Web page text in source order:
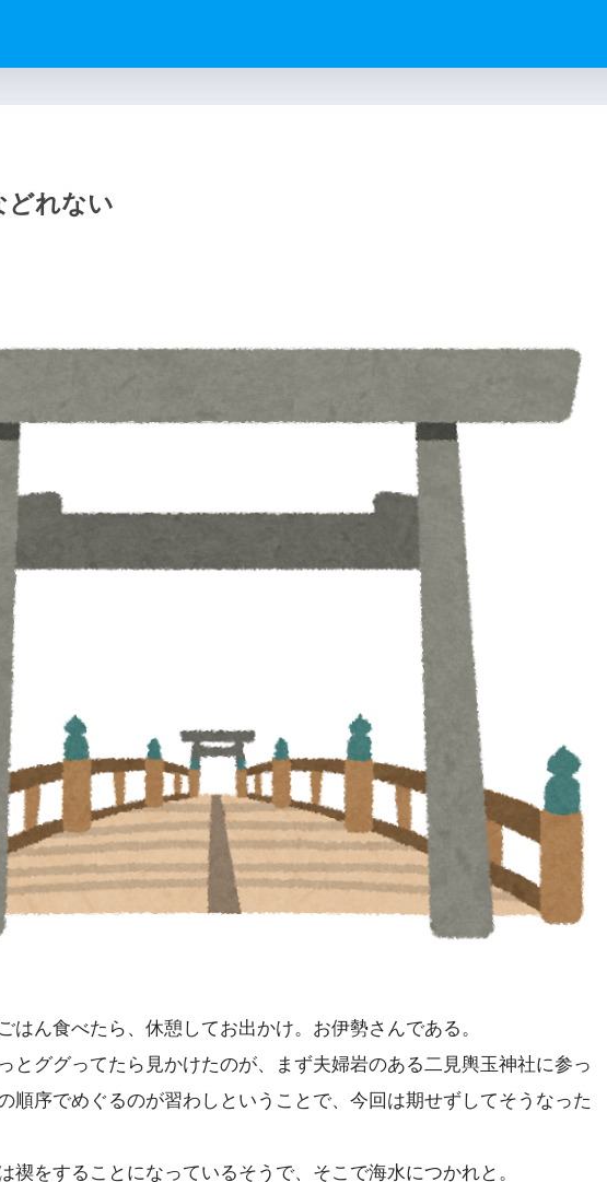
どれない
はん食べたら、休憩してお出かけ。お伊勢さんである。
とググってたら見かけたのが、まず夫婦岩のある二見輿玉神社に参っ
順序でめぐるのが習わしということで、今回は期せずしてそうなった
禊をすることになっているそうで、そこで海水につかれと。